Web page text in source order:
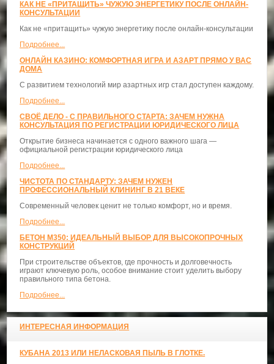
КАК НЕ «ПРИТАЩИТЬ» ЧУЖУЮ ЭНЕРГЕТИКУ ПОСЛЕ ОНЛАЙН-
КОНСУЛЬТАЦИИ
Как не «притащить» чужую энергетику после онлайн-консультации
Подробнее...
ОНЛАЙН КАЗИНО: КОМФОРТНАЯ ИГРА И АЗАРТ ПРЯМО У ВАС
ДОМА
С развитием технологий мир азартных игр стал доступен каждому.
Подробнее...
СВОЁ ДЕЛО - С ПРАВИЛЬНОГО СТАРТА: ЗАЧЕМ НУЖНА
КОНСУЛЬТАЦИЯ ПО РЕГИСТРАЦИИ ЮРИДИЧЕСКОГО ЛИЦА
Открытие бизнеса начинается с одного важного шага —
официальной регистрации юридического лица
Подробнее...
ЧИСТОТА ПО СТАНДАРТУ: ЗАЧЕМ НУЖЕН
ПРОФЕССИОНАЛЬНЫЙ КЛИНИНГ В 21 ВЕКЕ
Современный человек ценит не только комфорт, но и время.
Подробнее...
БЕТОН М350: ИДЕАЛЬНЫЙ ВЫБОР ДЛЯ ВЫСОКОПРОЧНЫХ
КОНСТРУКЦИЙ
При строительстве объектов, где прочность и долговечность
играют ключевую роль, особое внимание стоит уделить выбору
правильного типа бетона.
Подробнее...
ИНТЕРЕСНАЯ ИНФОРМАЦИЯ
КУБАНА 2013 ИЛИ НЕЛАСКОВАЯ ПЫЛЬ В ГЛОТКЕ.